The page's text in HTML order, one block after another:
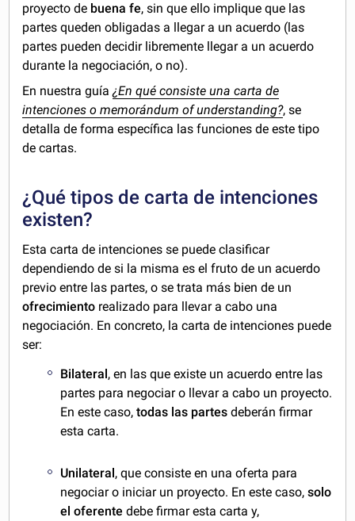
proyecto de buena fe, sin que ello implique que las
partes queden obligadas a llegar a un acuerdo (las
partes pueden decidir libremente llegar a un acuerdo
durante la negociación, o no).
En nuestra guía¿En qué consiste una carta de
intenciones o memorándum of understanding?, se
detalla de forma específica las funciones de este tipo
de cartas.
¿Qué tipos de carta de intenciones
existen?
Esta carta de intenciones se puede clasificar
dependiendo de si la misma es el fruto de un acuerdo
previo entre las partes, o se trata más bien de un
ofrecimiento realizado para llevar a cabo una
negociación. En concreto, la carta de intenciones puede
ser:
Bilateral, en las que existe un acuerdo entre las
partes para negociar o llevar a cabo un proyecto.
En este caso,todas las partes deberán firmar
esta carta.
Unilateral, que consiste en una oferta para
negociar o iniciar un proyecto. En este caso, solo
el oferente debe firmar esta carta y,